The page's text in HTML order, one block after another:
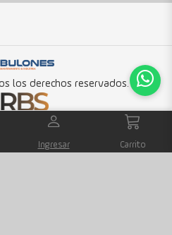
los derechos reservados.
Ingresar Carrito